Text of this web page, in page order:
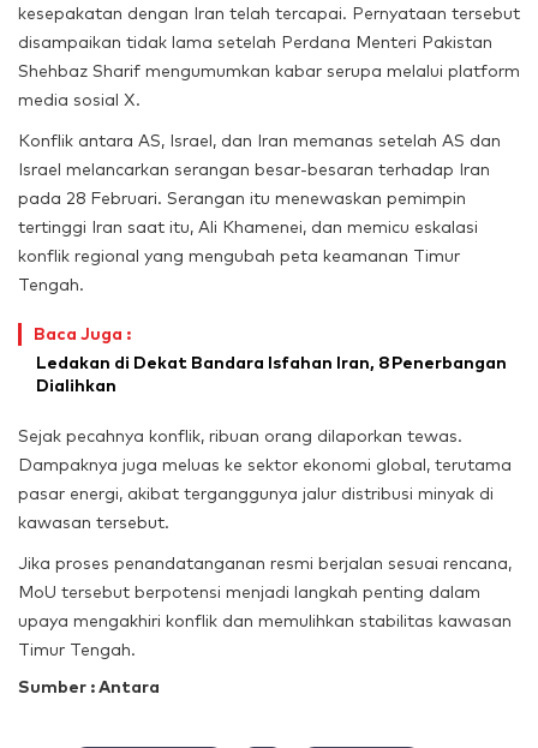
kesepakatan dengan Iran telah tercapai. Pernyataan tersebut
disampaikan tidak lama setelah Perdana Menteri Pakistan
Shehbaz Sharif mengumumkan kabar serupa melalui platform
media sosial X.
Konflik antara AS, Israel, dan Iran memanas setelah AS dan
Israel melancarkan serangan besar-besaran terhadap Iran
pada 28 Februari. Serangan itu menewaskan pemimpin
tertinggi Iran saat itu, Ali Khamenei, dan memicu eskalasi
konflik regional yang mengubah peta keamanan Timur
Tengah.
Baca Juga :
Ledakan di Dekat Bandara Isfahan Iran, 8 Penerbangan
Dialihkan
Sejak pecahnya konflik, ribuan orang dilaporkan tewas.
Dampaknya juga meluas ke sektor ekonomi global, terutama
pasar energi, akibat terganggunya jalur distribusi minyak di
kawasan tersebut.
Jika proses penandatanganan resmi berjalan sesuai rencana,
MoU tersebut berpotensi menjadi langkah penting dalam
upaya mengakhiri konflik dan memulihkan stabilitas kawasan
Timur Tengah.
Sumber : Antara